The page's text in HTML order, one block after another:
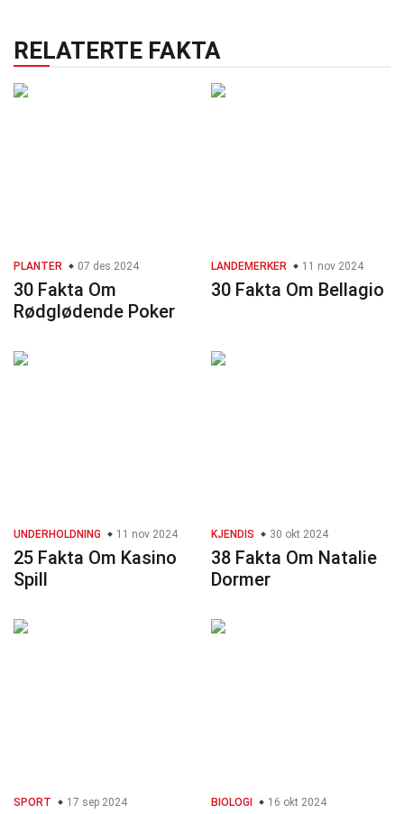
RELATERTE FAKTA
PLANTER 07 des 2024
30 Fakta Om
Rødglødende Poker
LANDEMERKER 11 nov 2024
30 Fakta Om Bellagio
UNDERHOLDNING 11 nov 2024
25 Fakta Om Kasino
Spill
KJENDIS 30 okt 2024
38 Fakta Om Natalie
Dormer
SPORT 17 sep 2024 BIOLOGI 16 okt 2024